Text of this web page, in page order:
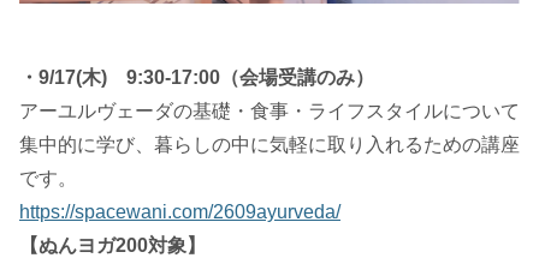
・9/17(木) 9:30-17:00（会場受講のみ）
アーユルヴェーダの基礎・食事・ライフスタイルについて
集中的に学び、暮らしの中に気軽に取り入れるための講座
です。
https://spacewani.com/2609ayurveda/
【ぬんヨガ200対象】